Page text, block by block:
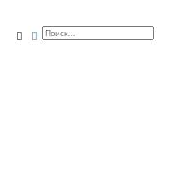
ПоискРасширенный поиск